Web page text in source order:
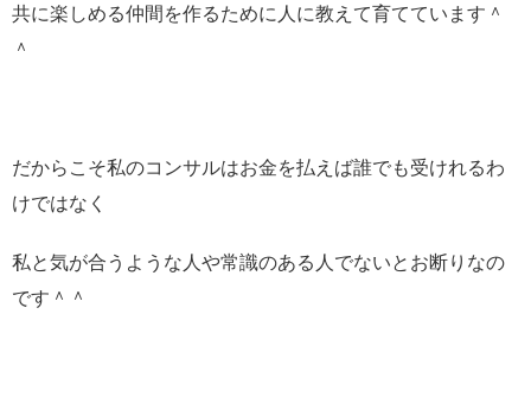
共に楽しめる仲間を作るために人に教えて育てています＾
＾
だからこそ私のコンサルはお金を払えば誰でも受けれるわ
けではなく
私と気が合うような人や常識のある人でないとお断りなの
です＾＾